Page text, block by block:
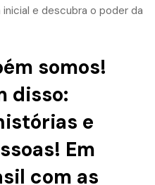
e descubra o poder da
somos!
disso:
e
Em
com as